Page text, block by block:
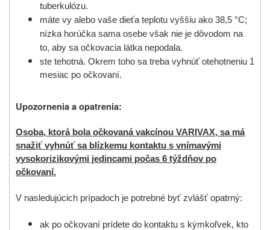
tuberkulózu.
máte vy alebo vaše dieťa teplotu vyššiu ako 38,5 °C;
nízka horúčka sama osebe však nie je dôvodom na
to, aby sa očkovacia látka nepodala.
ste tehotná. Okrem toho sa treba vyhnúť otehotneniu 1
mesiac po očkovaní.
Upozornenia a opatrenia:
Osoba, ktorá bola očkovaná vakcínou VARIVAX, sa má
snažiť vyhnúť sa blízkemu kontaktu s vnímavými
vysokorizikovými jedincami počas 6 týždňov po
očkovaní.
V nasledujúcich prípadoch je potrebné byť zvlášť opatrný:
ak po očkovaní prídete do kontaktu s kýmkoľvek, kto